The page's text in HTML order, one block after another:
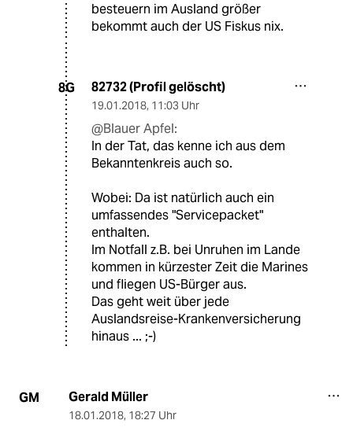
besteuern im Ausland größer
bekommt auch der US Fiskus nix.
8G 82732 (Profil gelöscht)
19.01.2018, 11:03 Uhr
@Blauer Apfel:
In der Tat, das kenne ich aus dem
Bekanntenkreis auch so.
Wobei: Da ist natürlich auch ein
umfassendes "Servicepacket"
enthalten.
Im Notfall z.B. bei Unruhen im Lande
kommen in kürzester Zeit die Marines
und fliegen US-Bürger aus.
Das geht weit über jede
Auslandsreise-Krankenversicherung
hinaus ... ;-)
GM Gerald Müller
18.01.2018, 18:27 Uhr